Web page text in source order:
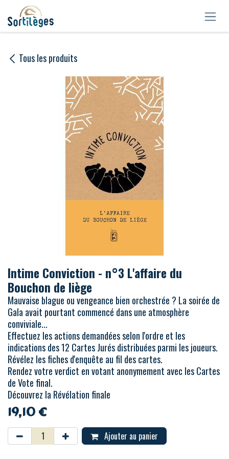
Se rendre au contenu
Tous les produits
Intime Conviction - n°3 L'affaire du
Bouchon de liège
Mauvaise blague ou vengeance bien orchestrée ? La soirée de
Gala avait pourtant commencé dans une atmosphère
conviviale...
Effectuez les actions demandées selon l'ordre et les
indications des 12 Cartes Jurés distribuées parmi les joueurs.
Révélez les fiches d'enquête au fil des cartes.
Rendez votre verdict en votant anonymement avec les Cartes
de Vote final.
Découvrez la Révélation finale
19,10€
Ajouter au panier